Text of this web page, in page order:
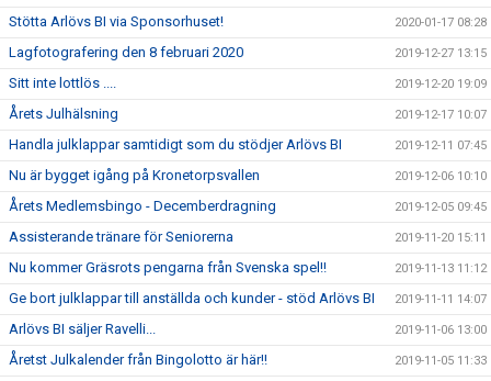
Stötta Arlövs BI via Sponsorhuset! 2020-01-17 08:28
Lagfotografering den 8 februari 2020 2019-12-27 13:15
Sitt inte lottlös .... 2019-12-20 19:09
Årets Julhälsning 2019-12-17 10:07
Handla julklappar samtidigt som du stödjer Arlövs BI 2019-12-11 07:45
Nu är bygget igång på Kronetorpsvallen 2019-12-06 10:10
Årets Medlemsbingo - Decemberdragning 2019-12-05 09:45
Assisterande tränare för Seniorerna 2019-11-20 15:11
Nu kommer Gräsrots pengarna från Svenska spel!! 2019-11-13 11:12
Ge bort julklappar till anställda och kunder - stöd Arlövs BI 2019-11-11 14:07
Arlövs BI säljer Ravelli... 2019-11-06 13:00
Åretst Julkalender från Bingolotto är här!! 2019-11-05 11:33